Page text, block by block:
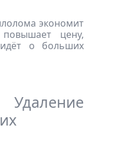
экономит
цену,
о больших